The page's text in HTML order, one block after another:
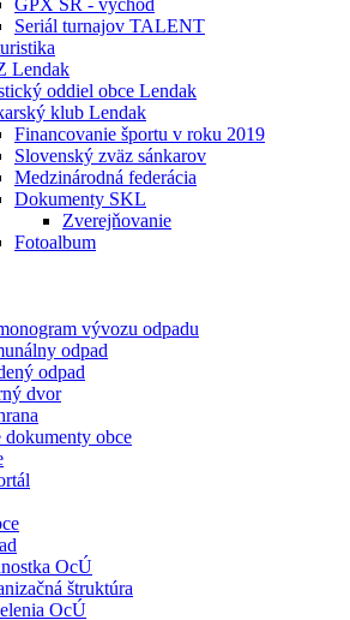
GPX SR - východ
Seriál turnajov TALENT
Lendak
oddiel obce Lendak
klub Lendak
Financovanie športu v roku 2019
Slovenský zväz sánkarov
Medzinárodná federácia
Dokumenty SKL
Zverejňovanie
Fotoalbum
vývozu odpadu
odpad
odpad
dvor
obce
OcÚ
štruktúra
OcÚ